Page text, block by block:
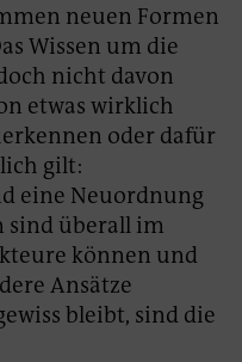
neuen Formen
Wissen um die
nicht davon
etwas wirklich
oder dafür
gilt:
eine Neuordnung
sind überall im
können und
Ansätze
bleibt, sind die